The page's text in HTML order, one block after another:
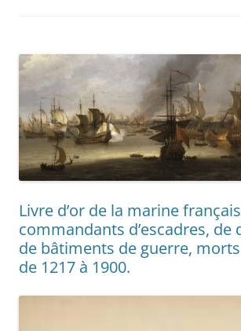
Livre d’or de la marine
commandants d’escadres, de
de bâtiments de guerre, morts
de 1217 à 1900.